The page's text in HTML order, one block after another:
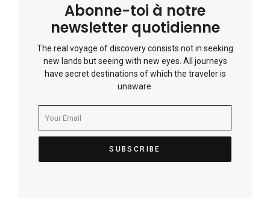
Abonne-toi à notre
newsletter quotidienne
The real voyage of discovery consists not in seeking
new lands but seeing with new eyes. All journeys
have secret destinations of which the traveler is
unaware.